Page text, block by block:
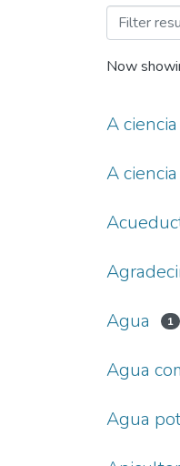
Now
A
A
Agua 1
Agua
Agua